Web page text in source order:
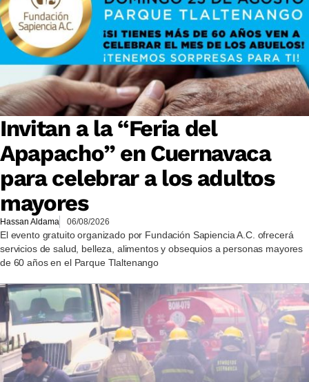
Invitan a la “Feria del
Apapacho” en Cuernavaca
para celebrar a los adultos
mayores
Hassan Aldama 06/08/2026
El evento gratuito organizado por Fundación Sapiencia A.C. ofrecerá
servicios de salud, belleza, alimentos y obsequios a personas mayores
de 60 años en el Parque Tlaltenango